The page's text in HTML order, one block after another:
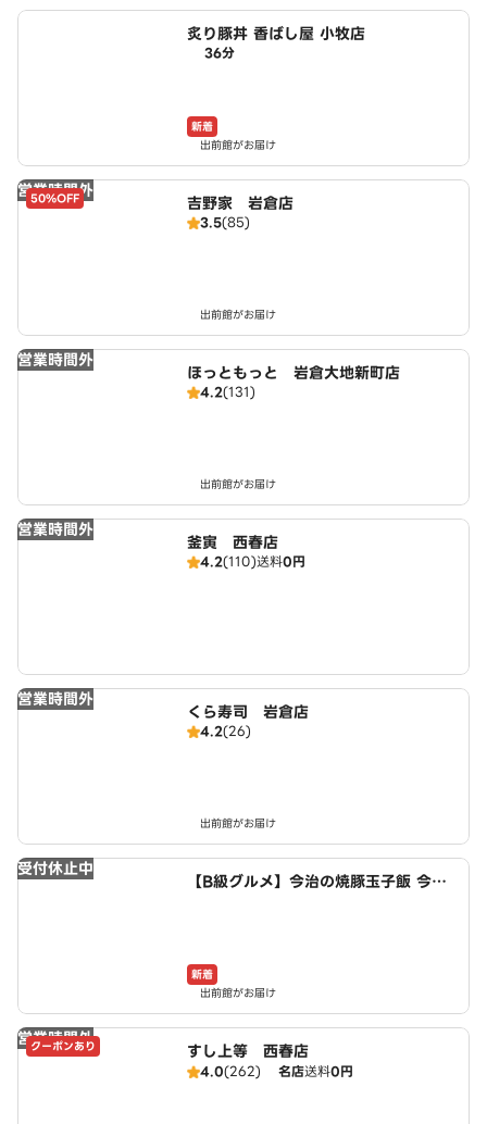
炙り豚丼 香ばし屋 小牧店
36分
新着
出前館がお届け
営業時間外
50%OFF 吉野家 岩倉店
3.5(85)
出前館がお届け
営業時間外
ほっともっと 岩倉大地新町店
4.2(131)
出前館がお届け
営業時間外
釜寅 西春店
4.2(110)送料0円
営業時間外
くら寿司 岩倉店
4.2(26)
出前館がお届け
受付休止中
【B級グルメ】今治の焼豚玉子飯 今治
新着
出前館がお届け
営業時間外
クーポンあり すし上等 西春店
4.0(262) 名店送料0円